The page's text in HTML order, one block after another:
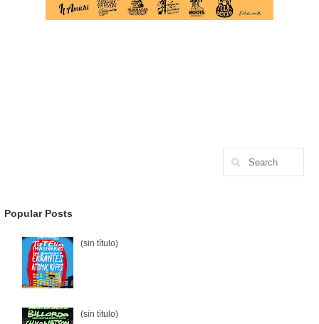
Popular Posts
(sin título)
(sin título)